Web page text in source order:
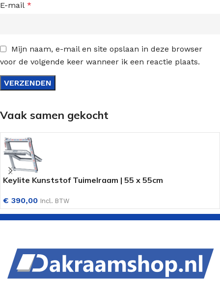
E-mail *
Mijn naam, e-mail en site opslaan in deze browser
voor de volgende keer wanneer ik een reactie plaats.
Vaak samen gekocht
Keylite Kunststof Tuimelraam | 55 x 55cm
€ 390,00 Incl. BTW